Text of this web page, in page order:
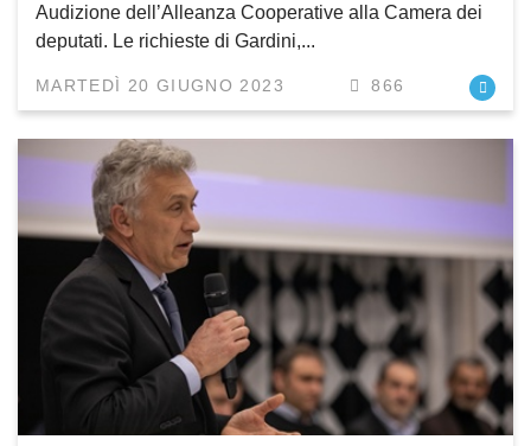
Audizione dell’Alleanza Cooperative alla Camera dei
deputati. Le richieste di Gardini,...
MARTEDÌ 20 GIUGNO 2023 866